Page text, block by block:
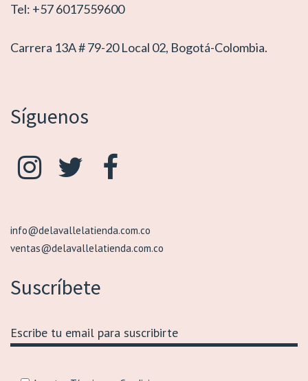
Tel: +57 6017559600
Carrera 13A # 79-20 Local 02, Bogotá-Colombia.
Síguenos
info@delavallelatienda.com.co
ventas@delavallelatienda.com.co
Suscríbete